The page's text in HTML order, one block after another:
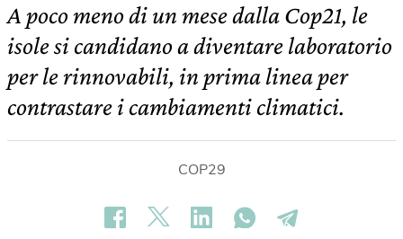
A poco meno di un mese dalla Cop21, le
isole si candidano a diventare laboratorio
per le rinnovabili, in prima linea per
contrastare i cambiamenti climatici.
COP29